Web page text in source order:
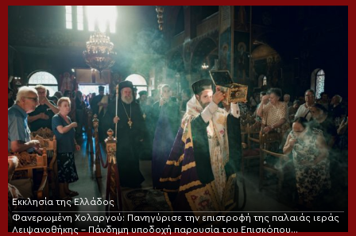
Εκκλησία της Ελλάδος
Φανερωμένη Χολαργού: Πανηγύρισε την επιστροφή της παλαιάς ιεράς
Λειψανοθήκης – Πάνδημη υποδοχή παρουσία του Επισκόπου